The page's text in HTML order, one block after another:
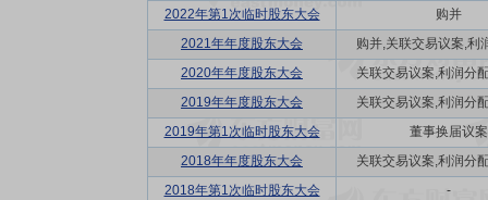
2022年第1次临时股东大会
购并
2021年年度股东大会
购并,关联交易议案,利
2020年年度股东大会
关联交易议案,利润分
2019年年度股东大会
关联交易议案,利润分
2019年第1次临时股东大会
董事换届议案
2018年年度股东大会
关联交易议案,利润分
2018年第1次临时股东大会
-